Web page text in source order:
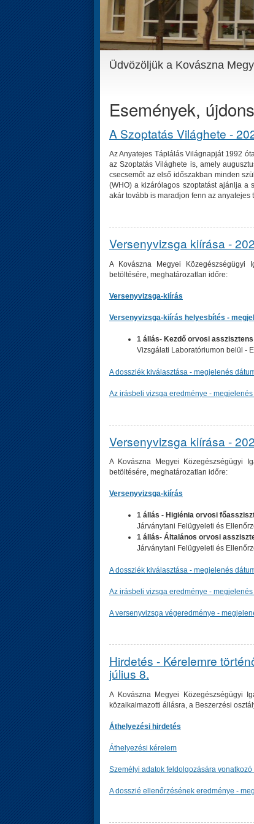
Üdvözöljük a Kovászna
Események,
A Szoptatás Világhete -
Az Anyatejes Táplálás Világnapját 1992
az Szoptatás Világhete is, amely
csecsemőt az első időszakban minden
(WHO) a kizárólagos szoptatást ajánlja a
akár tovább is maradjon fenn az
Versenyvizsga kiírása -
A Kovászna Megyei Közegészségügyi
betöltésére, meghatározatlan időre:
Versenyvizsga-kiírás
Versenyvizsga-kiírás helyesbítés -
1 állás- Kezdő orvosi
Vizsgálati Laboratóriumon belül -
A dossziék kiválasztása - megjelenés
Az irásbeli vizsga eredménye - megjelenés
Versenyvizsga kiírása -
A Kovászna Megyei Közegészségügyi
betöltésére, meghatározatlan időre:
Versenyvizsga-kiírás
1 állás - Higiénia orvosi
Járványtani Felügyeleti és
1 állás- Általános orvosi
Járványtani Felügyeleti és
A dossziék kiválasztása - megjelenés
Az irásbeli vizsga eredménye -
A versenyvizsga végeredménye -
Hirdetés - Kérelemre
július 8.
A Kovászna Megyei Közegészségügyi
közalkalmazotti állásra, a Beszerzési
Áthelyezési hirdetés
Áthelyezési kérelem
Személyi adatok feldolgozására
A dosszié ellenőrzésének eredménye -